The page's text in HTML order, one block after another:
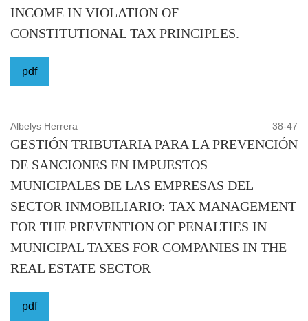
La presente es una publicación correspondiente a la serie
de libros y revistas arbitradas del Fondo Editorial de la
los estudiantes, docentes e investigadores de las Ciencias
Económicas y Sociales. Tiene como propósito divulgar los
avances de estudios, casos o experiencias de interés para
el desarrollo de la investigación en el área de
Administración de Empresas, Contaduría Pública y
Comunicación Social. Es una publicación periódica
semestral arbitrada por el sistema doble ciego, el cual
asegura la confidencialidad del proceso, al mantener en
INCOME IN VIOLATION OF
CONSTITUTIONAL TAX PRINCIPLES.
pdf
Albelys Herrera 38-47
GESTIÓN TRIBUTARIA PARA LA PREVENCIÓN
DE SANCIONES EN IMPUESTOS
MUNICIPALES DE LAS EMPRESAS DEL
SECTOR INMOBILIARIO: TAX MANAGEMENT
FOR THE PREVENTION OF PENALTIES IN
MUNICIPAL TAXES FOR COMPANIES IN THE
REAL ESTATE SECTOR
pdf